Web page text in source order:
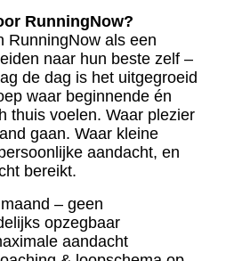
RunningNow?
RunningNow als een
naar hun beste zelf –
de dag is het uitgegroeid
waar beginnende én
thuis voelen. Waar plezier
gaan. Waar kleine
aandacht, en
bereikt.
– geen
opzegbaar
aandacht